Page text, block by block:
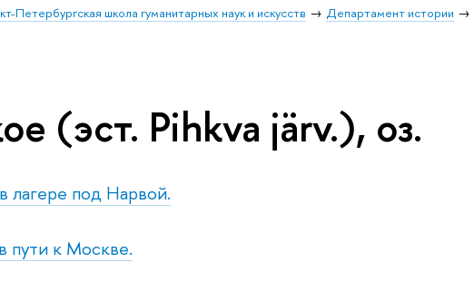
Петербургская школа гуманитарных наук и искусств Департамент истории
(эст. Pihkva järv.), оз.
лагере под Нарвой.
пути к Москве.